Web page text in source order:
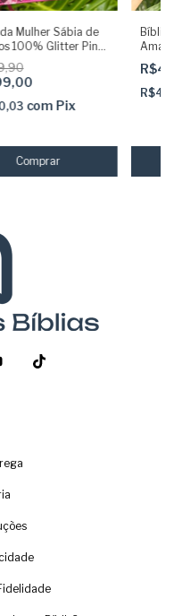
Mulher Sábia de
100% Glitter Pink
adesivas +
+ Marca páginas
com Pix
Bíblia
Indice